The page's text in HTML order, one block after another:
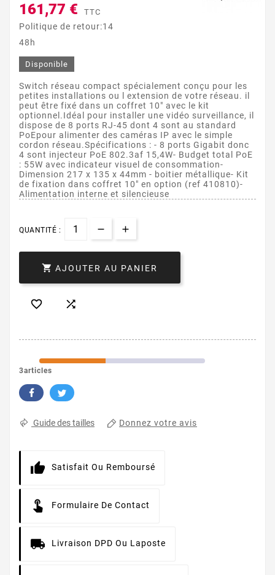
161,77 € TTC
Politique de retour:14
48h
Disponible
Switch réseau compact spécialement conçu pour les
petites installations ou l extension de votre réseau. il
peut être fixé dans un coffret 10" avec le kit
optionnel.Idéal pour installer une vidéo surveillance, il
dispose de 8 ports RJ-45 dont 4 sont au standard
PoEpour alimenter des caméras IP avec le simple
cordon réseau.Spécifications : - 8 ports Gigabit donc
4 sont injecteur PoE 802.3af 15,4W- Budget total PoE
: 55W avec indicateur visuel de consommation-
Dimension 217 x 135 x 44mm - boitier métallique- Kit
de fixation dans coffret 10" en option (ref 410810)-
Alimentation interne et silencieuse
QUANTITÉ :
 AJOUTER AU PANIER
 
3articles
Guide des tailles Donnez votre avis
Satisfait Ou Remboursé
Formulaire De Contact
Livraison DPD Ou Laposte